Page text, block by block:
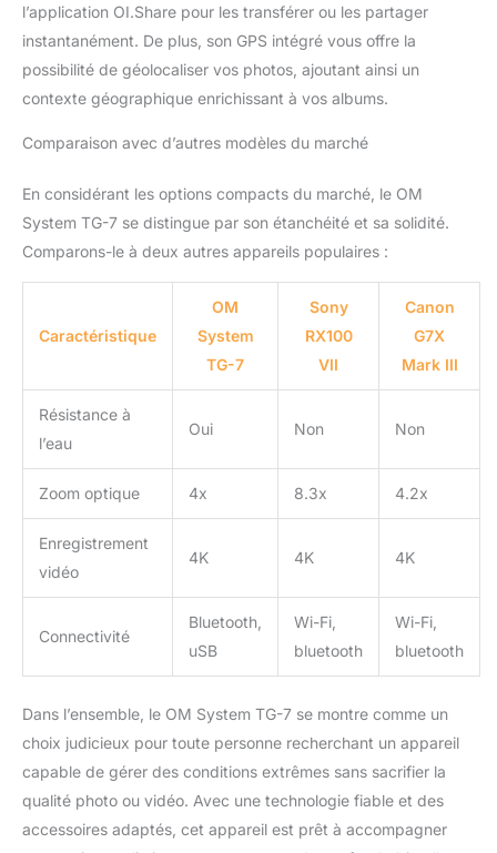
l’application OI.Share pour les transférer ou les partager
instantanément. De plus, son GPS intégré vous offre la
possibilité de géolocaliser vos photos, ajoutant ainsi un
contexte géographique enrichissant à vos albums.
Comparaison avec d’autres modèles du marché
En considérant les options compacts du marché, le OM
System TG-7 se distingue par son étanchéité et sa solidité.
Comparons-le à deux autres appareils populaires :
Caractéristique
OM
System
TG-7
Sony
RX100
VII
Canon
G7X
Mark III
Résistance à
l’eau
Oui Non Non
Zoom optique 4x 8.3x 4.2x
Enregistrement
vidéo
4K 4K 4K
Connectivité
Bluetooth,
uSB
Wi-Fi,
bluetooth
Wi-Fi,
bluetooth
Dans l’ensemble, le OM System TG-7 se montre comme un
choix judicieux pour toute personne recherchant un appareil
capable de gérer des conditions extrêmes sans sacrifier la
qualité photo ou vidéo. Avec une technologie fiable et des
accessoires adaptés, cet appareil est prêt à accompagner